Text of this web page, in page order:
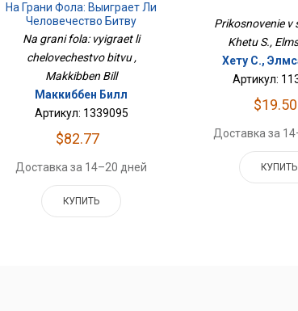
На Грани Фола: Выиграет Ли
Человечество Битву
Na grani fola: vyigraet li
chelovechestvo bitvu ,
Makkibben Bill
Маккиббен Билл
Артикул: 1339095
$82.77
Доставка за 14–20 дней
КУПИТЬ
Prikosnovenie v
Khetu S.,
Хету С.,
Артикул:
$19.50
Доставка за
КУПИТЬ